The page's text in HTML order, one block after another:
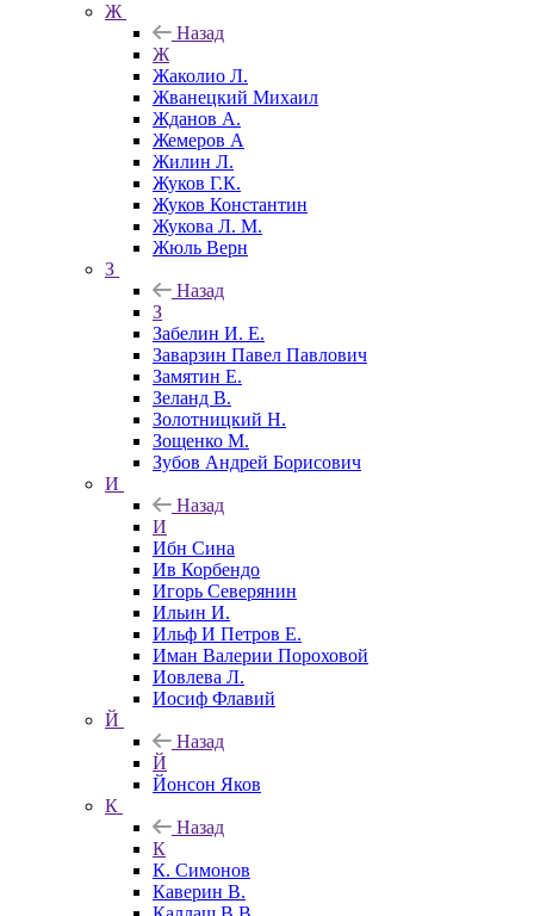
Ж
Назад
Ж
Жаколио Л.
Жванецкий Михаил
Жданов А.
Жемеров А
Жилин Л.
Жуков Г.К.
Жуков Константин
Жукова Л. М.
Жюль Верн
З
Назад
З
Забелин И. Е.
Заварзин Павел Павлович
Замятин Е.
Зеланд В.
Золотницкий Н.
Зощенко М.
Зубов Андрей Борисович
И
Назад
И
Ибн Сина
Ив Корбендо
Игорь Северянин
Ильин И.
Ильф И Петров Е.
Иман Валерии Пороховой
Иовлева Л.
Иосиф Флавий
Й
Назад
Й
Йонсон Яков
К
Назад
К
К. Симонов
Каверин В.